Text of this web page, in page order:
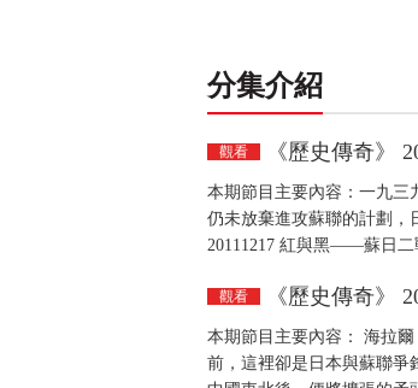
分集介紹
觀看 《歷史傳奇》
本期節目主要內容：一九三
仍未放棄進攻蘇聯的計劃，
20111217 紅與黑——蘇日二
觀看 《歷史傳奇》
本期節目主要內容： 海拉
前，這裡卻是日本與蘇聯爭